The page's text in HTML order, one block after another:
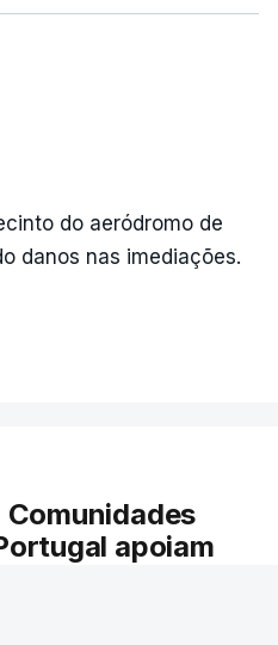
do aeródromo de
danos nas imediações.
apoiam